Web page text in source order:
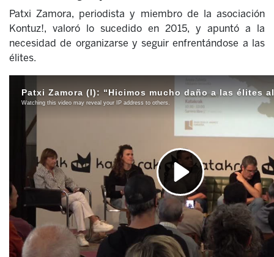
Patxi Zamora, periodista y miembro de la asociación
Kontuz!, valoró lo sucedido en 2015, y apuntó a la
necesidad de organizarse y seguir enfrentándose a las
élites.